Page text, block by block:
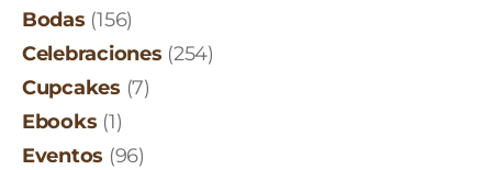
Bodas (156)
Celebraciones (254)
Cupcakes (7)
Ebooks (1)
Eventos (96)